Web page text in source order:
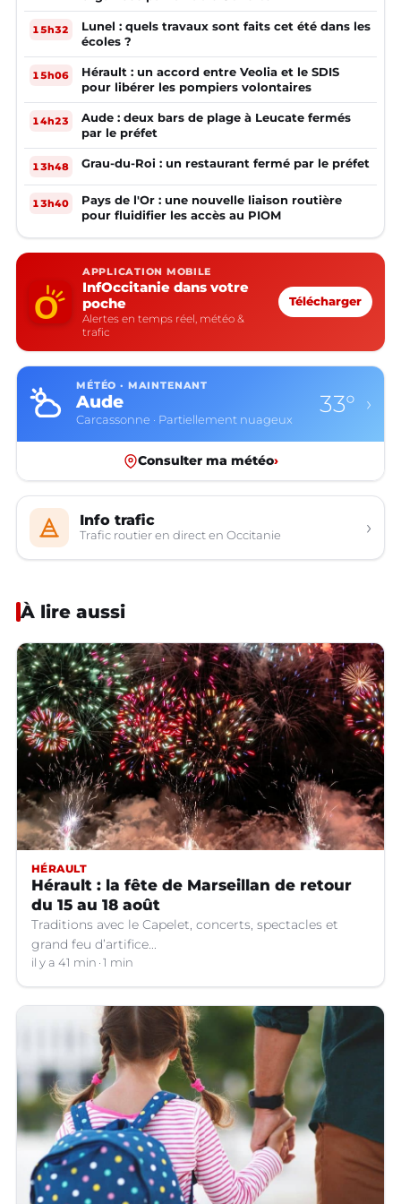
15h32
Lunel : quels travaux sont faits cet été dans les
écoles ?
15h06
Hérault : un accord entre Veolia et le SDIS
pour libérer les pompiers volontaires
14h23
Aude : deux bars de plage à Leucate fermés
par le préfet
13h48 Grau-du-Roi : un restaurant fermé par le préfet
13h40
Pays de l'Or : une nouvelle liaison routière
pour fluidifier les accès au PIOM
APPLICATION MOBILE
InfOccitanie dans votre
poche
Alertes en temps réel, météo &
trafic
Télécharger
MÉTÉO · MAINTENANT
Aude
Carcassonne · Partiellement nuageux
33° ›
Consulter ma météo›
Info trafic
Trafic routier en direct en Occitanie ›
À lire aussi
HÉRAULT
Hérault : la fête de Marseillan de retour
du 15 au 18 août
Traditions avec le Capelet, concerts, spectacles et
grand feu d’artifice...
il y a 41 min 1 min